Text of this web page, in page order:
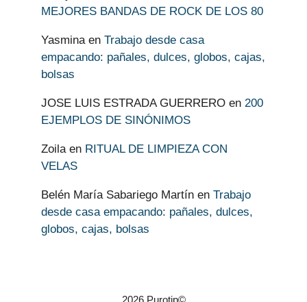
MEJORES BANDAS DE ROCK DE LOS 80
Yasminaen Trabajo desde casa
empacando: pañales, dulces, globos, cajas,
bolsas
JOSE LUIS ESTRADA GUERRERO en 200
EJEMPLOS DE SINÓNIMOS
Zoilaen RITUAL DE LIMPIEZA CON
VELAS
Belén María Sabariego Martín en Trabajo
desde casa empacando: pañales, dulces,
globos, cajas, bolsas
2026 Purotip©